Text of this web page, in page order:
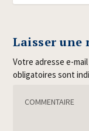
Laisser une
Votre adresse e-
obligatoires sont